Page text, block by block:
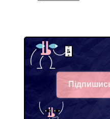
Facebook